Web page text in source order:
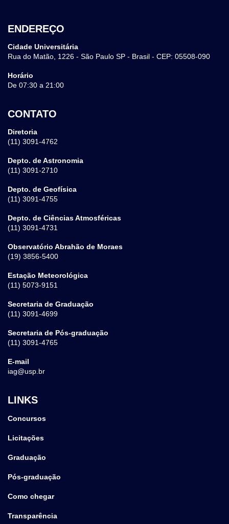
ENDEREÇO
Cidade Universitária
Rua do Matão, 1226 - São Paulo SP - Brasil - CEP: 05508-090
Horário
De 07:30 a 21:00
CONTATO
Diretoria
(11) 3091-4762
Depto. de Astronomia
(11) 3091-2710
Depto. de Geofísica
(11) 3091-4755
Depto. de Ciências Atmosféricas
(11) 3091-4731
Observatório Abrahão de Moraes
(19) 3856-5400
Estação Meteorológica
(11) 5073-9151
Secretaria de Graduação
(11) 3091-4699
Secretaria de Pós-graduação
(11) 3091-4765
E-mail
iag@usp.br
LINKS
Concursos
Licitações
Graduação
Pós-graduação
Como chegar
Transparência